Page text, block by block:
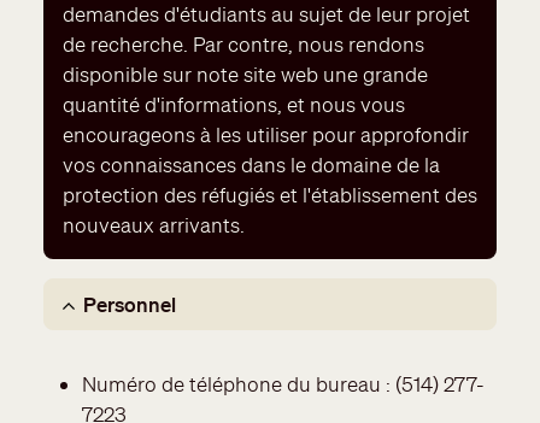
demandes d'étudiants au sujet de leur projet
de recherche. Par contre, nous rendons
disponible sur note site web une grande
quantité d'informations, et nous vous
encourageons à les utiliser pour approfondir
vos connaissances dans le domaine de la
protection des réfugiés et l'établissement des
nouveaux arrivants.
Personnel
Numéro de téléphone du bureau : (514) 277-
7223